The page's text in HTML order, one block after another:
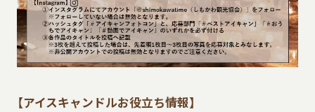
【アイスキャンドルお役立ち情報】